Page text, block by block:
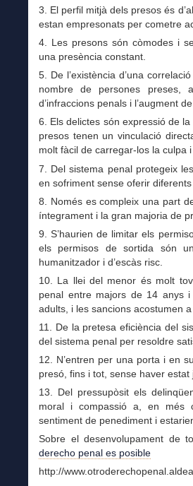
3. El perfil mitjà dels presos és
estan empresonats per cometre
4. Les presons són còmodes i
una presència constant.
5. De l’existència d’una
nombre de persones preses,
d’infraccions penals i l’augment
6. Els delictes són expressió de
presos tenen un vinculació
molt fàcil de carregar-los la culpa
7. Del sistema penal protegeix
en sofriment sense oferir
8. Només es compleix una part
íntegrament i la gran majoria de
9. S’haurien de limitar els
els permisos de sortida són
humanitzador i d’escàs risc.
10. La llei del menor és molt
penal entre majors de 14 anys
adults, i les sancions acostumen
11. De la pretesa eficiència del
del sistema penal per resoldre
12. N’entren per una porta i en
presó, fins i tot, sense haver estat
13. Del pressupòsit els
moral i compassió a, en més
sentiment de penediment i
Sobre el desenvolupament de
derecho penal es posible
http://